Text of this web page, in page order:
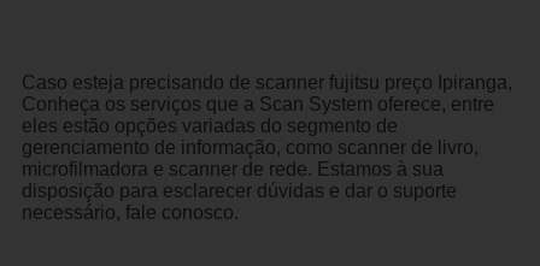
Caso esteja precisando de scanner fujitsu preço Ipiranga,
Conheça os serviços que a Scan System oferece, entre
eles estão opções variadas do segmento de
gerenciamento de informação, como scanner de livro,
microfilmadora e scanner de rede. Estamos à sua
disposição para esclarecer dúvidas e dar o suporte
necessário, fale conosco.